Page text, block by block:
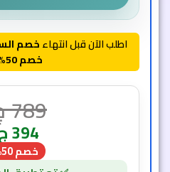
اطلب الآن قبل انتهاءخصم
خصم 50%
789
394
خصم 50% 🔥